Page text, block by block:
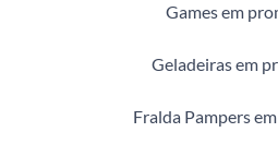
Games em
Geladeiras em
Fralda Pampers